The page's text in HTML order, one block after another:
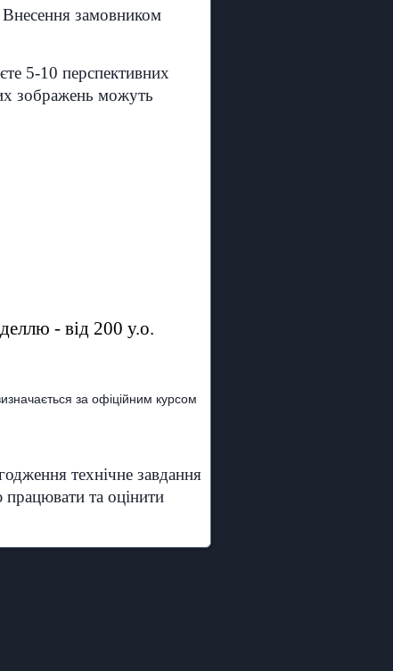
Внесення замовником
5-10 перспективних
зображень можуть
- від 200 у.о.
за офіційним курсом
технічне завдання
та оцінити